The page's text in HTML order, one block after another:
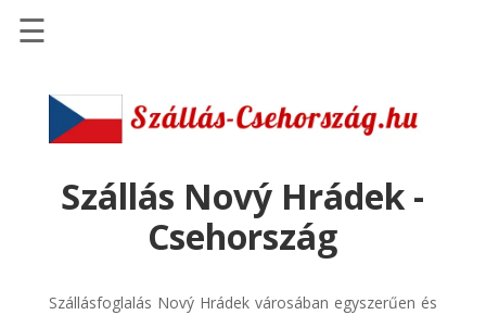
Szállások
Szállásinfo.eu
pénzvisszatérítéssel
☰
Szállás Nový Hrádek -
Csehország
Szállásfoglalás Nový Hrádek városában egyszerűen és